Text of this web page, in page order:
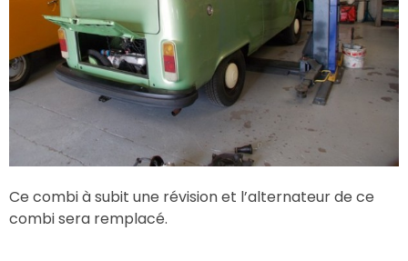
Ce combi à subit une révision et l’alternateur de ce
combi sera remplacé.